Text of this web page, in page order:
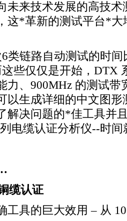
未来技术发展的高技
这*革新的测试平台*大
6类链路自动测试的时
这些仅仅是开始，DTX
力、900MHz 的测试
以生成详细的中文图
解决问题的*佳工具并
电缆认证分析仪--时间
缆认证
工具的巨大效用 – 从